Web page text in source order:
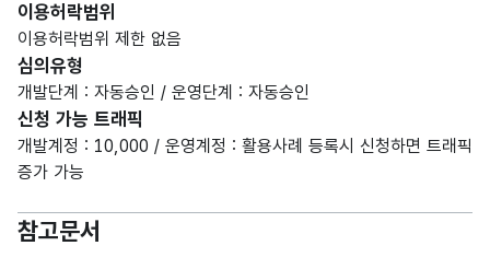
이용허락범위
이용허락범위 제한 없음
심의유형
개발단계 : 자동승인 / 운영단계 : 자동승인
신청 가능 트래픽
개발계정 : 10,000 / 운영계정 : 활용사례 등록시 신청하면 트래픽
증가 가능
참고문서